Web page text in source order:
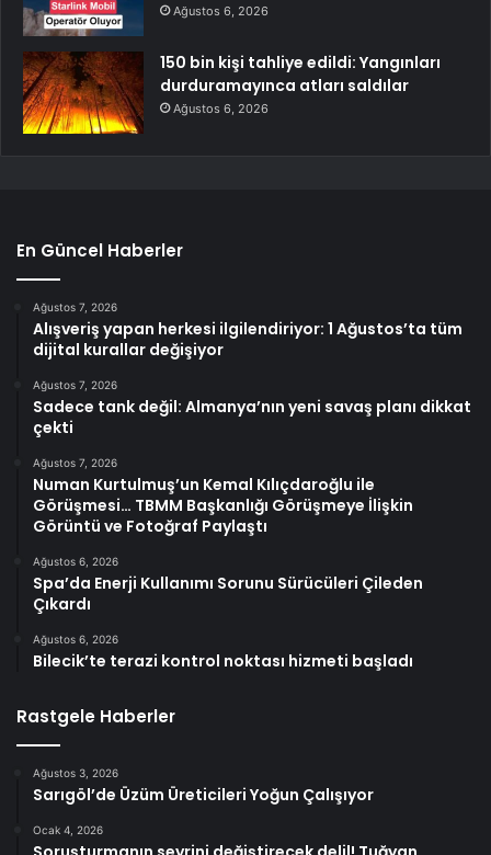
Ağustos 6, 2026
150 bin kişi tahliye edildi: Yangınları
durduramayınca atları saldılar
Ağustos 6, 2026
En Güncel Haberler
Ağustos 7, 2026
Alışveriş yapan herkesi ilgilendiriyor: 1 Ağustos’ta tüm
dijital kurallar değişiyor
Ağustos 7, 2026
Sadece tank değil: Almanya’nın yeni savaş planı dikkat
çekti
Ağustos 7, 2026
Numan Kurtulmuş’un Kemal Kılıçdaroğlu ile
Görüşmesi… TBMM Başkanlığı Görüşmeye İlişkin
Görüntü ve Fotoğraf Paylaştı
Ağustos 6, 2026
Spa’da Enerji Kullanımı Sorunu Sürücüleri Çileden
Çıkardı
Ağustos 6, 2026
Bilecik’te terazi kontrol noktası hizmeti başladı
Rastgele Haberler
Ağustos 3, 2026
Sarıgöl’de Üzüm Üreticileri Yoğun Çalışıyor
Ocak 4, 2026